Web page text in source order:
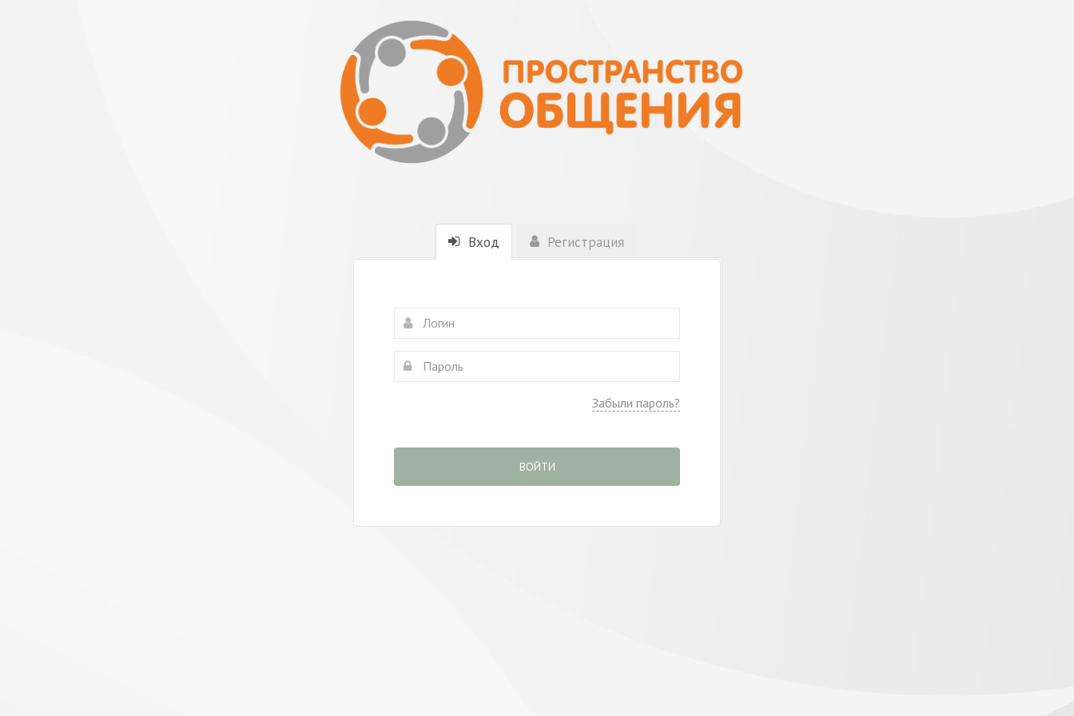
Вход Регистрация
Забыли пароль?
ВОЙТИ